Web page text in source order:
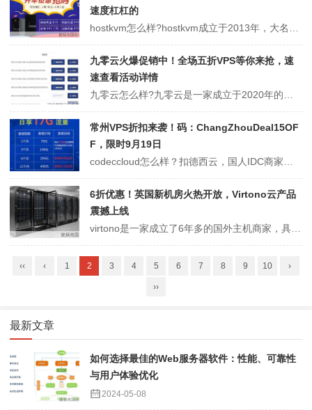
速度杠杠的
九零云火爆促销中！全场五折VPS等你来抢，速
速查看活动详情
常州VPS折扣来袭！码：ChangZhouDeal15OF
F，限时9月19日
6折优惠！英国新机房火热开放，Virtono云产品
震撼上线
‹‹ ‹ 1 2 3 4 5 6 7 8 9 10 ›
››
最新文章
如何选择最佳的Web服务器软件：性能、可靠性
与用户体验优化
2024-05-08